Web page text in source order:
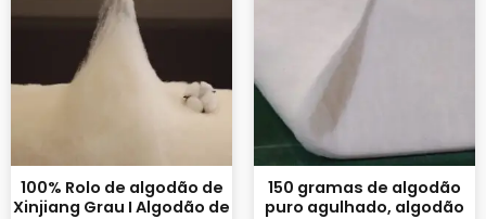
100% Rolo de algodão de
Xinjiang Grau I Algodão de
150 gramas de algodão
puro agulhado, algodão